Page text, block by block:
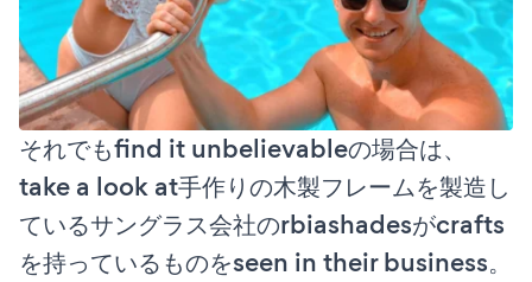
それでもfind it unbelievableの場合は、
take a look at手作りの木製フレームを製造し
ているサングラス会社のrbiashadesがcrafts
を持っているものをseen in their business。